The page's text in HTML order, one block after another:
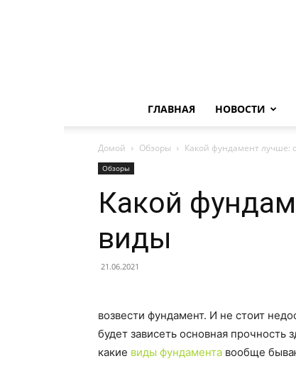
ГЛАВНАЯ НОВОСТИ
Домой Обзоры Какой фундамент лучше:
Обзоры
Какой
виды
21.06.2021
возвести фундамент. И не стоит
будет зависеть основная прочность
какие виды фундамента вообще